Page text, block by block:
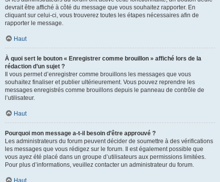
devrait être affiché à côté du message que vous souhaitez rapporter. En
cliquant sur celui-ci, vous trouverez toutes les étapes nécessaires afin de
rapporter le message.
Haut
À quoi sert le bouton « Enregistrer comme brouillon » affiché lors de la
rédaction d’un sujet ?
Il vous permet d’enregistrer comme brouillons les messages que vous
souhaitez finaliser et publier ultérieurement. Vous pouvez reprendre les
messages enregistrés comme brouillons depuis le panneau de contrôle de
l’utilisateur.
Haut
Pourquoi mon message a-t-il besoin d’être approuvé ?
Les administrateurs du forum peuvent décider de soumettre à des vérifications
les messages que vous rédigez sur le forum. Il est également possible que
vous ayez été placé dans un groupe d’utilisateurs aux permissions limitées.
Pour plus d’informations, veuillez contacter un administrateur du forum.
Haut